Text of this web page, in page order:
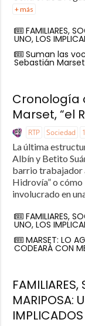
+ más
FAMILIARES,
UNO, LOS
Suman las
Sebastián
Cronología
Marset, “el
RTP Sociedad
La última
Albín y Betito
barrio trabajador
Hidrovía” o cómo
involucrado en
FAMILIARES,
UNO, LOS
MARSET: LO
CODEARÁ CON
MARIPOSA: